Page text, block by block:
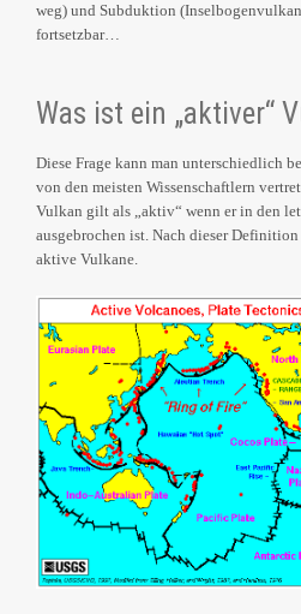
weg) und Subduktion
fortsetzbar…
Was ist ein „aktiver“
Diese Frage kann man unterschiedlich
von den meisten Wissenschaftlern
Vulkan gilt als „aktiv“ wenn er in den
ausgebrochen ist. Nach dieser
aktive Vulkane.